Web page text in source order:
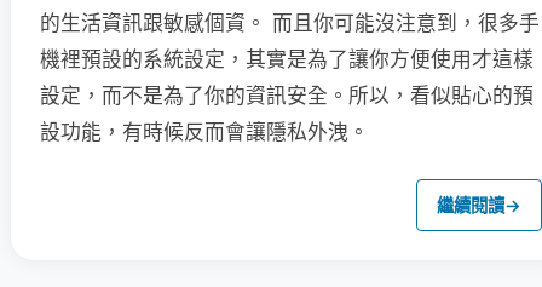
的生活資訊跟敏感個資。 而且你可能沒注意到，很多手
機裡預設的系統設定，其實是為了讓你方便使用才這樣
設定，而不是為了你的資訊安全。所以，看似貼心的預
設功能，有時候反而會讓隱私外洩。
繼續閱讀→